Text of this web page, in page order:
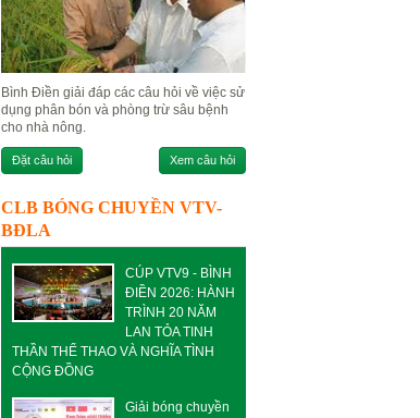
Bình Điền giải đáp các câu hỏi về việc sử
dụng phân bón và phòng trừ sâu bệnh
cho nhà nông.
Đặt câu hỏi Xem câu hỏi
CLB BÓNG CHUYỀN VTV-
BĐLA
CÚP VTV9 - BÌNH
ĐIỀN 2026: HÀNH
TRÌNH 20 NĂM
LAN TỎA TINH
THẦN THỂ THAO VÀ NGHĨA TÌNH
CỘNG ĐỒNG
Giải bóng chuyền